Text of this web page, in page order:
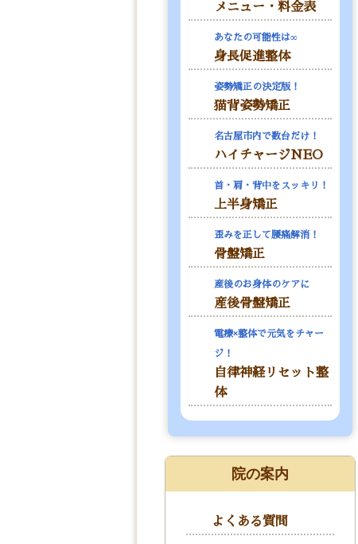
メニュー・料金表
あなたの可能性は∞
身長促進整体
姿勢矯正の決定版！
猫背姿勢矯正
名古屋市内で数台だけ！
ハイチャージNEO
首・肩・背中をスッキリ！
上半身矯正
歪みを正して腰痛解消！
骨盤矯正
産後のお身体のケアに
産後骨盤矯正
電療×整体で元気をチャー
ジ！
自律神経リセット整
体
院の案内
よくある質問